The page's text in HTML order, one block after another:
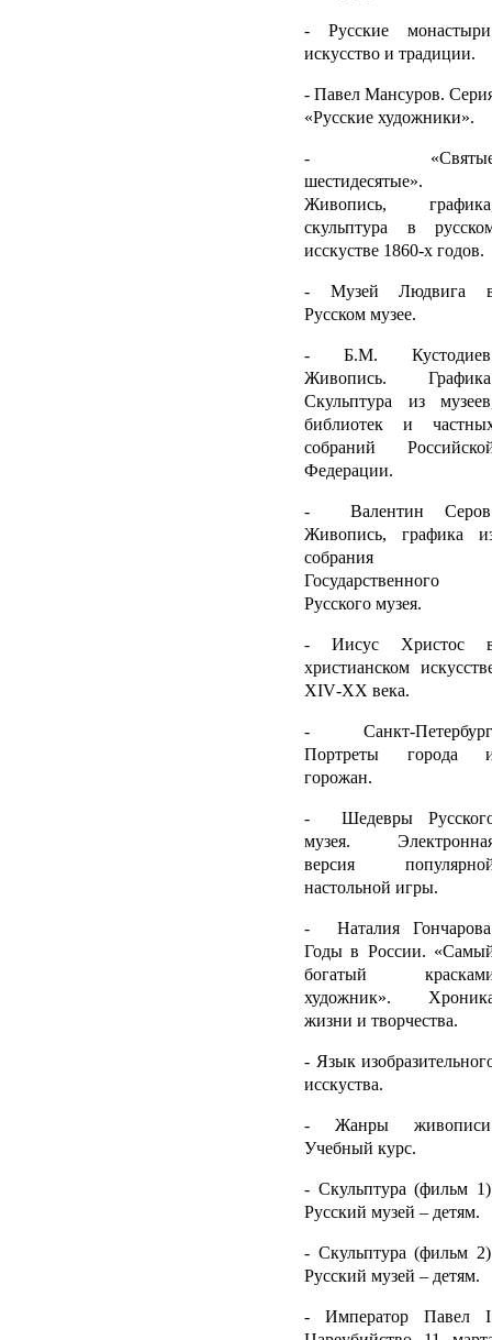
- Русские
искусство и традиции.
- Павел Мансуров.
«Русские художники».
-
шестидесятые».
Живопись,
скульптура в
исскустве 1860-х годов.
- Музей Людвига
Русском музее.
- Б.М.
Живопись.
Скульптура из
библиотек и
собраний
Федерации.
- Валентин
Живопись, графика
собрания
Государственного
Русского музея.
- Иисус Христос
христианском
ХIV-ХХ века.
- Санкт-
Портреты города
горожан.
- Шедевры
музея.
версия
настольной игры.
- Наталия
Годы в России.
богатый
художник».
жизни и творчества.
- Язык
исскуства.
- Жанры
Учебный курс.
- Скульптура (фильм
Русский музей – детям.
- Скульптура (фильм
Русский музей – детям.
- Император ПавелI